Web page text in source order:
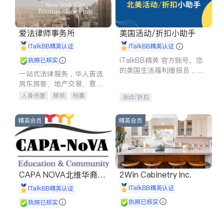
爱法律师事务所
iTalkBB精英认证
执照已核实
一站式法律服务，华人首选.
房东房客、地产交易、意外
伤害、车祸重伤、商业诉
建筑合同、刑事案件全包办
人身伤害 移民
刑事
信托/遗嘱
商业
索赔
律师-其它 保释
美国活动/折扣小助手
iTalkBB精英认证
iTalkBB精英 官方账号。您
的美国生活福利播报员，精
专属福利。
活动/折扣
精英会员
CAPA NOVA北维华裔家
长会iTalkBB精英认证
执照已核实
精英会员
2Win Cabinetry Inc.
iTalkBB精英认证
执照已核实